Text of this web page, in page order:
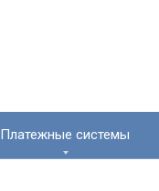
Платежные системы